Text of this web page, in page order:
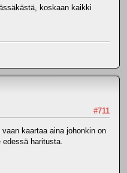
koskaan kaikki
#711
kaartaa aina johonkin on
haritusta.